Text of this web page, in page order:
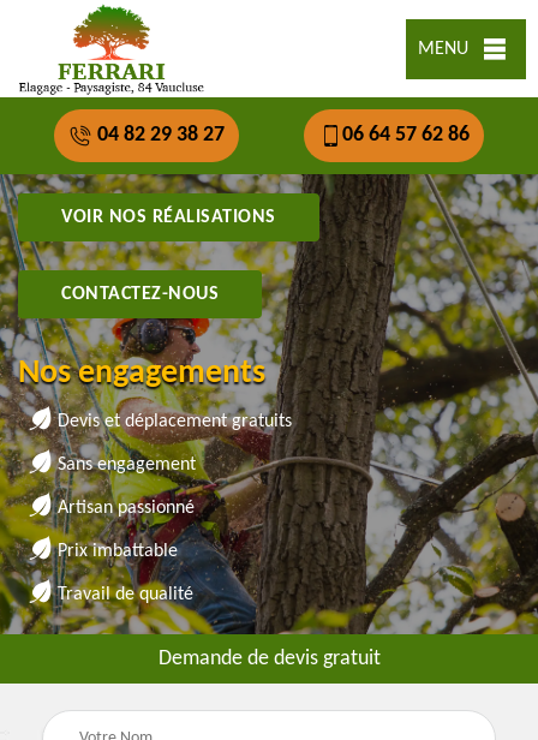
MENU
04 82 29 38 27 06 64 57 62 86
VOIR NOS RÉALISATIONS
CONTACTEZ-NOUS
Nos engagements
Devis et déplacement gratuits
Sans engagement
Artisan passionné
Prix imbattable
Travail de qualité
Demande de devis gratuit